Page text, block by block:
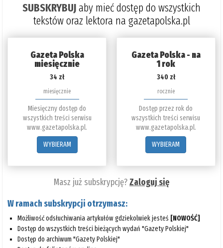
SUBSKRYBUJaby mieć dostęp do wszystkich
tekstów oraz lektora na gazetapolska.pl
Gazeta Polska
miesięcznie
34 zł
miesięcznie
Miesięczny dostęp do
wszystkich treści serwisu
www.gazetapolska.pl.
WYBIERAM
Gazeta Polska - na
1 rok
340 zł
rocznie
Dostęp przez rok do
wszystkich treści serwisu
www.gazetapolska.pl.
WYBIERAM
Masz już subskrypcję?Zaloguj się
W ramach subskrypcji otrzymasz:
Możliwość odsłuchiwania artykułów gdziekolwiek jesteś [NOWOŚĆ]
Dostęp do wszystkich treści bieżących wydań "Gazety Polskiej"
Dostęp do archiwum "Gazety Polskiej"